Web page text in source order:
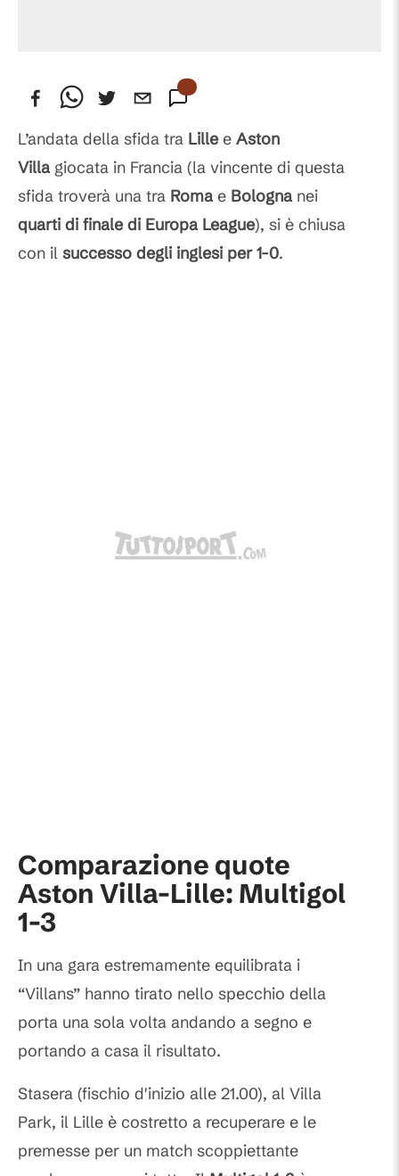
L’andata della sfida tra Lillee Aston
Villa giocata in Francia (la vincente di questa
sfida troverà una tra Roma e Bologna nei
quarti di finale di Europa League), si è chiusa
con il successo degli inglesi per 1-0.
Comparazione quote
Aston Villa-Lille: Multigol
1-3
In una gara estremamente equilibrata i
“Villans” hanno tirato nello specchio della
porta una sola volta andando a segno e
portando a casa il risultato.
Stasera (fischio d'inizio alle 21.00), al Villa
Park, il Lille è costretto a recuperare e le
premesse per un match scoppiettante